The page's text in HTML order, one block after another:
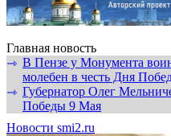
Главная новость
⇾ В Пензе у Монумента
молебен в честь Дня
⇾ Губернатор Олег
Победы 9 Мая
Новости smi2.ru